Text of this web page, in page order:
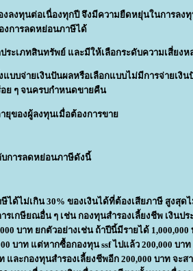
งลงทุนต่อเนื่องทุกปี จึงมีความยืดหยุ่นในการลง
งการลดหย่อนภาษีได้
ระเภทสินทรัพย์ และมีให้เลือกระดับความเสี่ยงห
แบบจ่ายเงินปันผลหรือเลือกแบบไม่มีการจ่ายเงิ
อย ๆ จนครบกำหนดขายคืน
ยุของผู้ลงทุนเมื่อต้องการขา
บการลดหย่อนภาษีดังนี้
ได้ไม่เกิน 30% ของเงินได้ที่ต้องเสียภาษี สูงสุดไ
ารเกษียณอื่น ๆ เช่น กองทุนสำรองเลี้ยงชีพ เงินป
บาท ยกตัวอย่างเช่น ถ้าปีนี้มีรายได้
บาท แต่หากซื้อกองทุน ssf ไปแล้ว 200,000 บ
และกองทุนสำรองเลี้ยงชีพอีก 200,000 บาท จะ